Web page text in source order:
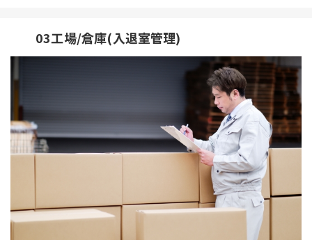
03工場/倉庫(入退室管理)